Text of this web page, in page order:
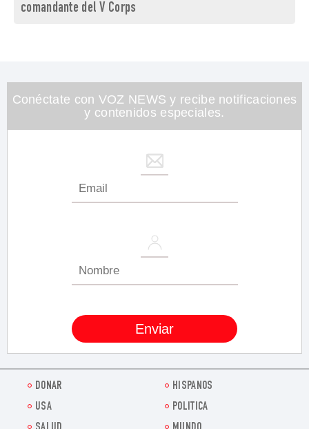
comandante del V Corps
Conéctate con VOZ NEWS y recibe notificaciones
y contenidos especiales.
DONAR
HISPANOS
USA
POLITICA